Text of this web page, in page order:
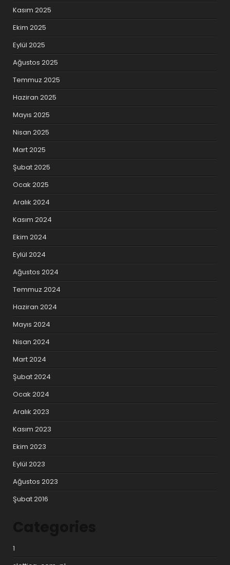
Kasım 2025
Ekim 2025
Eylül 2025
Ağustos 2025
Temmuz 2025
Haziran 2025
Mayıs 2025
Nisan 2025
Mart 2025
Şubat 2025
Ocak 2025
Aralık 2024
Kasım 2024
Ekim 2024
Eylül 2024
Ağustos 2024
Temmuz 2024
Haziran 2024
Mayıs 2024
Nisan 2024
Mart 2024
Şubat 2024
Ocak 2024
Aralık 2023
Kasım 2023
Ekim 2023
Eylül 2023
Ağustos 2023
Şubat 2016
1